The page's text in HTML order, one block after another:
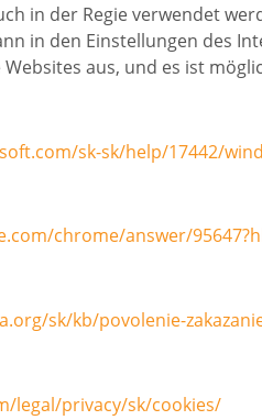
in der Regie verwendet
in den Einstellungen des
aus, und es ist
sk-sk/help/17442/
chrome/answer/
sk/kb/povolenie-
legal/privacy/sk/cookies/